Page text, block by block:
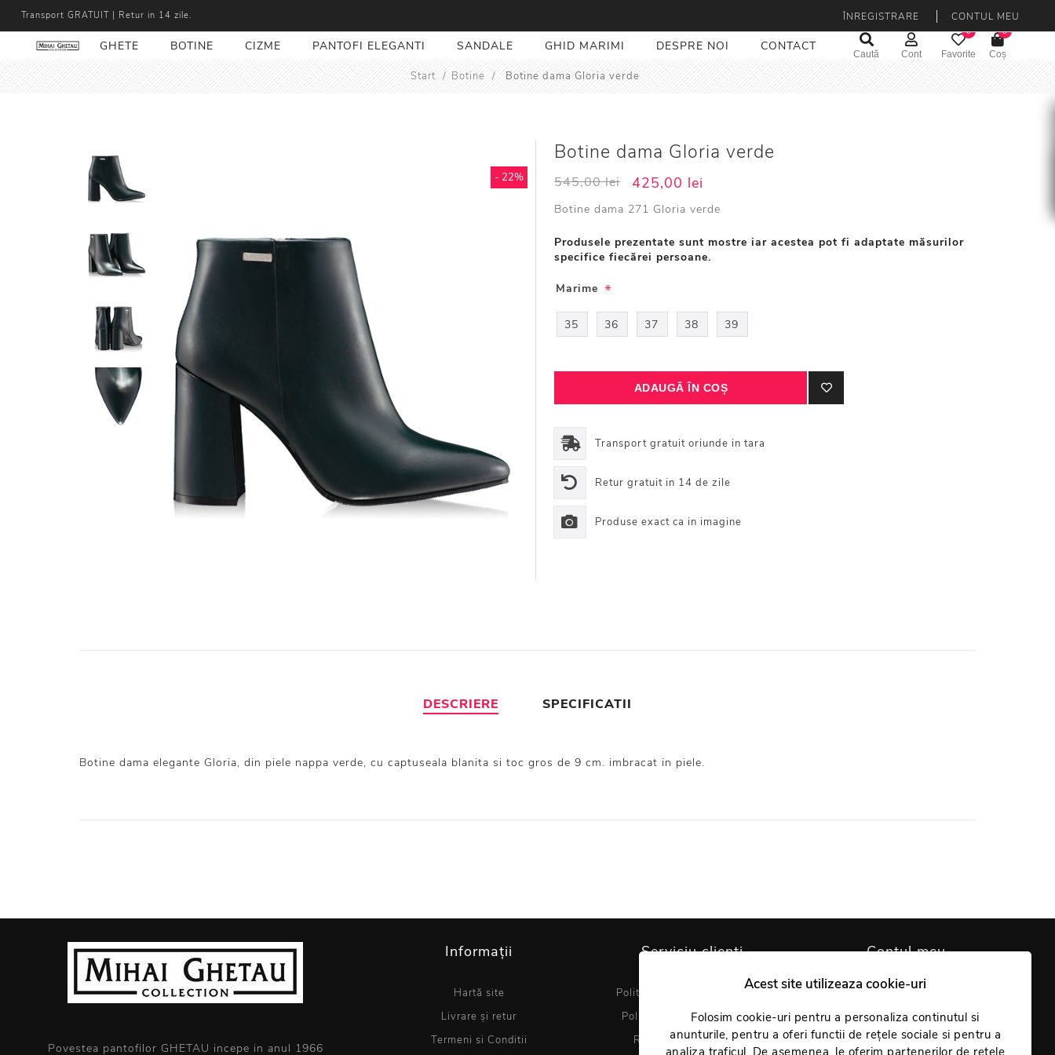
Transport GRATUIT | Retur in 14 zile. ÎNREGISTRARE CONTUL MEU
GHETE BOTINE CIZME PANTOFI ELEGANTI SANDALE GHID MARIMI DESPRE NOI CONTACT
Caută Cont Favorite
0
Coș
0
Start / Botine / Botine dama Gloria verde
- 22%
Botine dama Gloria verde
545,00 lei 425,00 lei
Botine dama 271 Gloria verde
Produsele prezentate sunt mostre iar acestea pot fi adaptate măsurilor
specifice fiecărei persoane.
Marime *
35 36 37 38 39
Transport gratuit oriunde in tara
Retur gratuit in 14 de zile
Produse exact ca in imagine
DESCRIERE SPECIFICATII
Botine dama elegante Gloria, din piele nappa verde, cu captuseala blanita si toc gros de 9 cm. imbracat in piele.
Povestea pantofilor GHETAU incepe in anul 1966
Informații
Hartă site
Livrare și retur
Termeni si Conditii
Serviciu clienți
Politica de utilizare cookie-uri
Politica de confidentialitate
Regulament Giveaway
Contul meu
Contul meu
Comenzi
Coș
Acest site utilizeaza cookie-uri
Folosim cookie-uri pentru a personaliza continutul si
anunturile, pentru a oferi functii de rețele sociale si pentru a
analiza traficul. De asemenea, le oferim partenerilor de retele